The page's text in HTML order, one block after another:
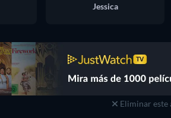
Jessica
Eliminar este